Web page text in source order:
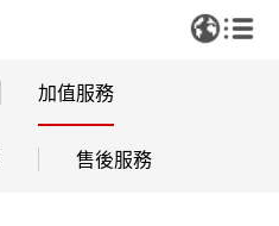
加值服務
售後服務